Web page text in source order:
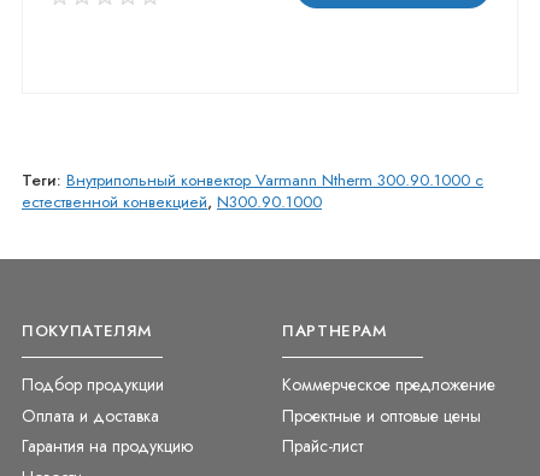
Теги: Внутрипольный конвектор Varmann Ntherm 300.90.1000 с
естественной конвекцией, N300.90.1000
ПОКУПАТЕЛЯМ
Подбор продукции
Оплата и доставка
Гарантия на продукцию
ПАРТНЕРАМ
Коммерческое предложение
Проектные и оптовые цены
Прайс-лист